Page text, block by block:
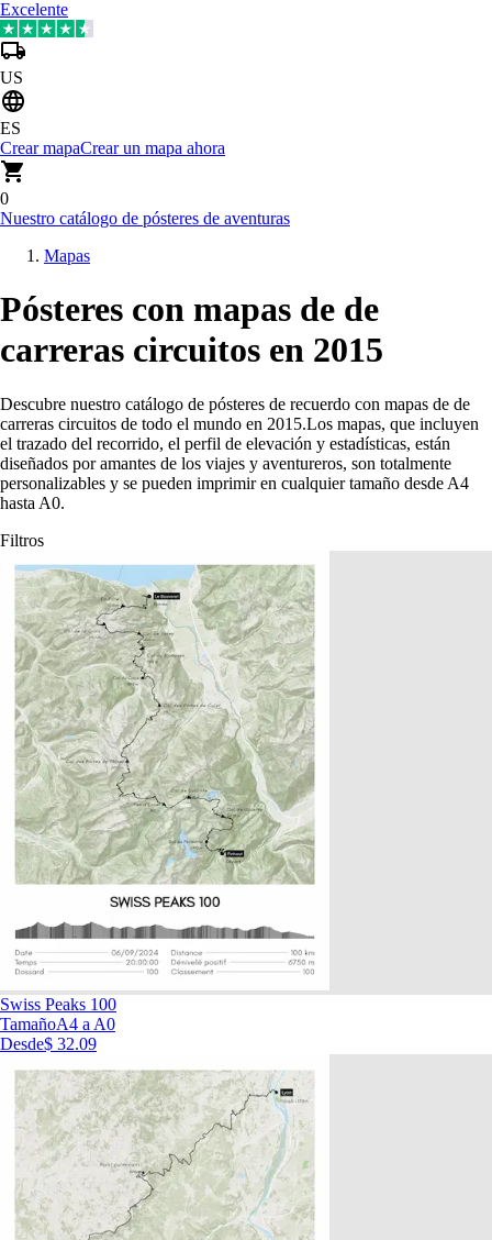
Excelente
US
ES
Crear mapaCrear un mapa ahora
0
Nuestro catálogo de pósteres de aventuras
Mapas
Pósteres con mapas de de
carreras circuitos en 2015
Descubre nuestro catálogo de pósteres de recuerdo con mapas de de
carreras circuitos de todo el mundo en 2015.Los mapas, que incluyen
el trazado del recorrido, el perfil de elevación y estadísticas, están
diseñados por amantes de los viajes y aventureros, son totalmente
personalizables y se pueden imprimir en cualquier tamaño desde A4
hasta A0.
Filtros
Swiss Peaks 100
TamañoA4 a A0
Desde$ 32.09